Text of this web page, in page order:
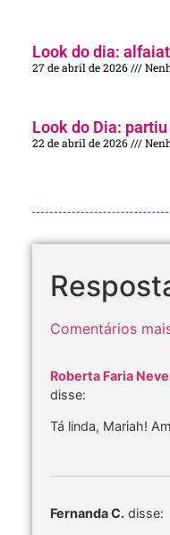
Look do dia:
27 de abril de 2026
Look do Dia:
22 de abril de 2026
Comentários
Roberta Faria
disse:
Tá linda, Mariah!
Fernanda C. disse: